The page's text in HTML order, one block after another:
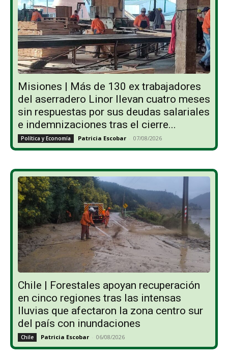
Misiones | Más de 130 ex trabajadores
del aserradero Linor llevan cuatro meses
sin respuestas por sus deudas salariales
e indemnizaciones tras el cierre...
Política y Economía Patricia Escobar - 07/08/2026
Chile | Forestales apoyan recuperación
en cinco regiones tras las intensas
lluvias que afectaron la zona centro sur
del país con inundaciones
Chile Patricia Escobar - 06/08/2026